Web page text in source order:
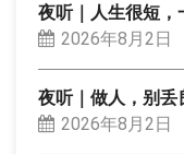
夜听｜人生很短，
2026年8月2日
夜听｜做人，别丢
2026年8月2日